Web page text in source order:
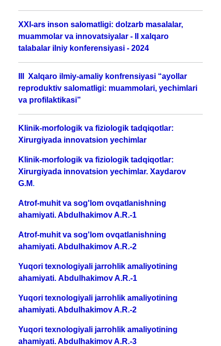
XXI-ars inson salomatligi: dolzarb masalalar,
muammolar va innovatsiyalar - II xalqaro
talabalar ilniy konferensiyasi - 2024
III Xalqaro ilmiy-amaliy konfrensiyasi “ayollar
reproduktiv salomatligi: muammolari, yechimlari
va profilaktikasi”
Klinik-morfologik va fiziologik tadqiqotlar:
Xirurgiyada innovatsion yechimlar
Klinik-morfologik va fiziologik tadqiqotlar:
Xirurgiyada innovatsion yechimlar. Xaydarov
G.M.
Atrof-muhit va sog'lom ovqatlanishning
ahamiyati. Abdulhakimov A.R.-1
Atrof-muhit va sog'lom ovqatlanishning
ahamiyati. Abdulhakimov A.R.-2
Yuqori texnologiyali jarrohlik amaliyotining
ahamiyati. Abdulhakimov A.R.-1
Yuqori texnologiyali jarrohlik amaliyotining
ahamiyati. Abdulhakimov A.R.-2
Yuqori texnologiyali jarrohlik amaliyotining
ahamiyati. Abdulhakimov A.R.-3